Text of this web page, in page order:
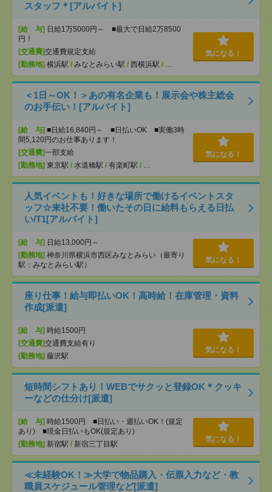
スタッフ＊[アルバイト]
[給 与] 日給1万5000円～ ■最大で日給2万8500
円！
[交通費]交通費規定支給
[勤務地] 横浜駅 / みなとみらい駅 / 西横浜駅 / …
気になる！
＜1日～OK！＞あの有名企業も！展示会や株主総会
のお手伝い！[アルバイト]
[給 与] ■日給16,840円～ ■日払いOK ■実働3時
間5,120円のお仕事あります！
[交通費]一部支給
[勤務地] 東京駅 / 水道橋駅 / 有楽町駅 / …
気になる！
人気イベントも！好きな場所で働けるイベントスタ
ッフ☆来社不要！働いたその日に給料もらえる日払
い/T1[アルバイト]
[給 与] 日給13,000円～
[勤務地] 神奈川県横浜市西区みなとみらい（最寄り
駅：みなとみらい駅）
気になる！
座り仕事！給与即払いOK！高時給！在庫管理・資料
作成[派遣]
[給 与] 時給1500円
[交通費]交通費支給有り
[勤務地] 藤沢駅
気になる！
短時間シフトあり！WEBでサクッと登録OK＊クッキ
ーなどの仕分け[派遣]
[給 与] 時給1500円 ■日払い・週払いOK！(規定
あり) ■現金日払いもOK(規定あり)
[勤務地] 新宿駅 / 新宿三丁目駅
気になる！
≪未経験OK！≫大学で物品購入・伝票入力など・教
職員スケジュール管理など[派遣]